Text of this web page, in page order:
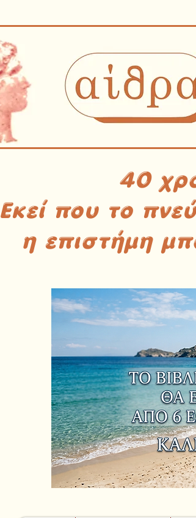
40
Εκεί που το
η επιστήμη